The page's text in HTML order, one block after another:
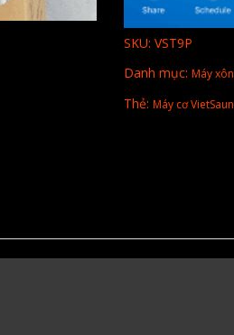
SKU: VST9P
Danh mục: Máy
Thẻ: Máy cơ